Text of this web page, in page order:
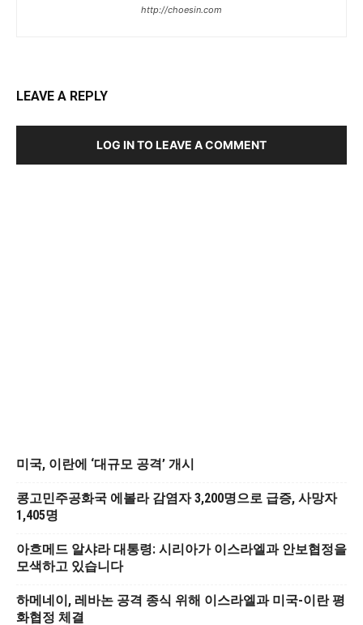
http://choesin.com
LEAVE A REPLY
LOG IN TO LEAVE A COMMENT
미국, 이란에 ‘대규모 공격’ 개시
콩고민주공화국 에볼라 감염자 3,200명으로 급증, 사망자
1,405명
아흐메드 알샤라 대통령: 시리아가 이스라엘과 안보협정을
모색하고 있습니다
하메네이, 레바논 공격 종식 위해 이스라엘과 미국-이란 평
화협정 체결